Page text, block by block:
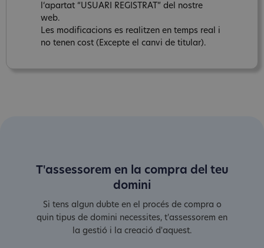
l‘apartat “USUARI REGISTRAT” del nostre
web.
Les modificacions es realitzen en temps real i
no tenen cost (Excepte el canvi de titular).
T'assessorem en la compra del teu
domini
Si tens algun dubte en el procés de compra o
quin tipus de domini necessites, t'assessorem en
la gestió i la creació d'aquest.